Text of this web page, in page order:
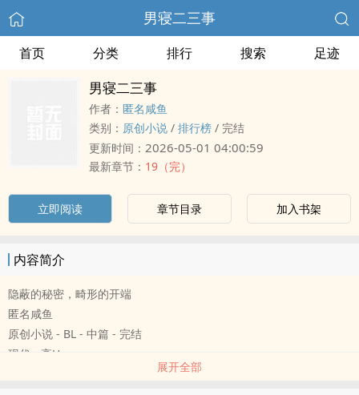
男寝二三事
首页 分类 排行 搜索 足迹
男寝二三事
作者： 匿名咸鱼
类别： 原创小说 / 排行榜 / 完结
更新时间： 2026-05-01 04:00:59
最新章节： 19（完）
立即阅读 章节目录 加入书架
内容简介
隐蔽的秘密，畸形的开端
匿名咸鱼
原创小说 - BL - 中篇 - 完结
现代 - ‎‌高‌‎H‌‍‎
展开全部